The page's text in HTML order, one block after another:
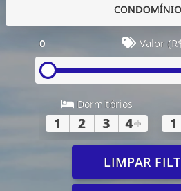
0 Valor
Dormitórios
1 2 3 4+ 1
LIMPAR